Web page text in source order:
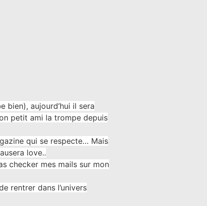
bien), aujourd’hui il sera
petit ami la trompe depuis
qui se respecte… Mais
love..
checker mes mails sur mon
rentrer dans l’univers